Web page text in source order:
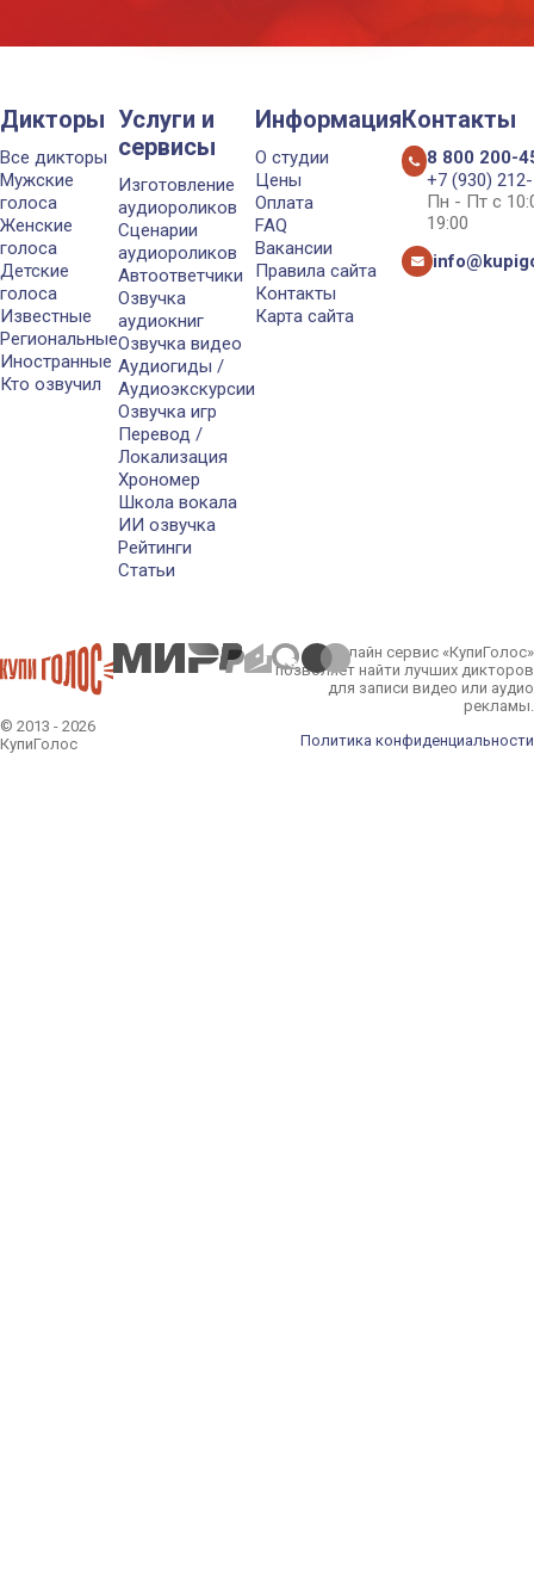
Дикторы
Все дикторы
Мужские
голоса
Женские
голоса
Детские
голоса
Известные
Региональные
Иностранные
Кто озвучил
Услуги и
сервисы
Изготовление
аудиороликов
Сценарии
аудиороликов
Автоответчики
Озвучка
аудиокниг
Озвучка видео
Аудиогиды /
Аудиоэкскурсии
Озвучка игр
Перевод /
Локализация
Хрономер
Школа вокала
ИИ озвучка
Рейтинги
Статьи
Информация
О студии
Цены
Оплата
FAQ
Вакансии
Правила сайта
Контакты
Карта сайта
Контакты
8 800 200-
+7 (930)
Пн - Пт с
19:00
© 2013 - 2026
КупиГолос
Онлайн сервис «КупиГолос»
позволяет найти лучших дикторов
для записи видео или аудио
рекламы.
Политика конфиденциальности